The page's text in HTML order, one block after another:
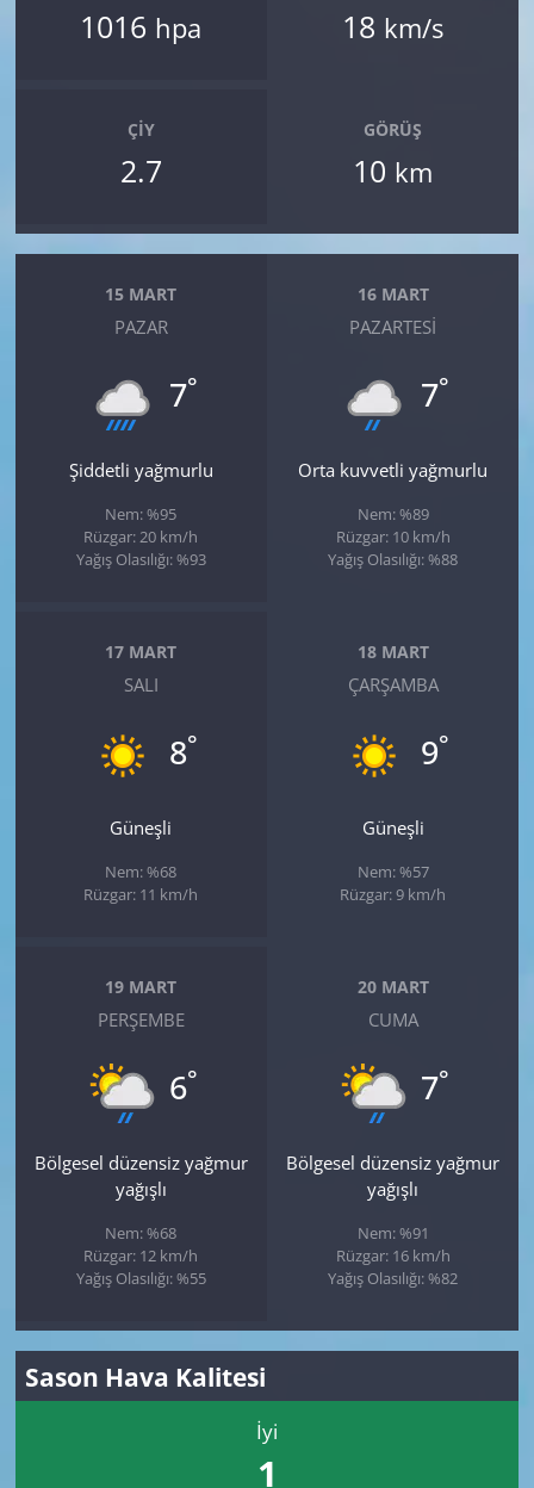
1016 hpa 18 km/s
ÇIY
2.7
GÖRÜŞ
10 km
15 MART
PAZAR
7°
Şiddetli yağmurlu
Nem: %95
Rüzgar: 20 km/h
Yağış Olasılığı: %93
16 MART
PAZARTESI
7°
Orta kuvvetli yağmurlu
Nem: %89
Rüzgar: 10 km/h
Yağış Olasılığı: %88
17 MART
SALI
8°
Güneşli
Nem: %68
Rüzgar: 11 km/h
18 MART
ÇARŞAMBA
9°
Güneşli
Nem: %57
Rüzgar: 9 km/h
19 MART
PERŞEMBE
6°
Bölgesel düzensiz yağmur
yağışlı
Nem: %68
Rüzgar: 12 km/h
Yağış Olasılığı: %55
20 MART
CUMA
7°
Bölgesel düzensiz yağmur
yağışlı
Nem: %91
Rüzgar: 16 km/h
Yağış Olasılığı: %82
Sason Hava Kalitesi
İyi
1